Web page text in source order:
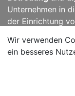
Unternehmen in
der Einrichtung
gesamtenIT-
deine Technik
Wir verwenden
ein besseres